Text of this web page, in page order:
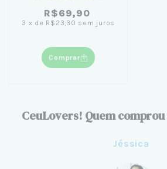
R$69,90
3 x de R$23,30 sem juros
Comprar
CeuLovers! Quem
Aline